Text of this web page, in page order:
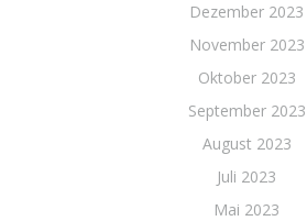
Dezember 2023
November 2023
Oktober 2023
September 2023
August 2023
Juli 2023
Mai 2023